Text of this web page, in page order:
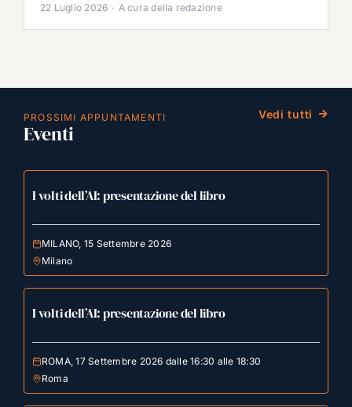
22 Luglio 2026 · A cura della redazione
PROSSIMI APPUNTAMENTI
Eventi
Vedi tutti
I volti dell’AI: presentazione del libro
MILANO, 15 Settembre 2026
Milano
I volti dell’AI: presentazione del libro
ROMA, 17 Settembre 2026 dalle 16:30 alle 18:30
Roma